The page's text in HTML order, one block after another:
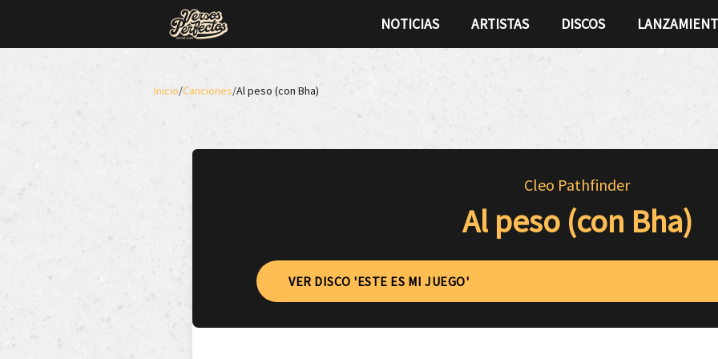
NOTICIAS ARTISTAS DISCOS
Inicio/Canciones/Al peso (con Bha)
Cleo Pathfinder
Al peso (con Bha)
VER DISCO 'ESTE ES MI JUEGO'